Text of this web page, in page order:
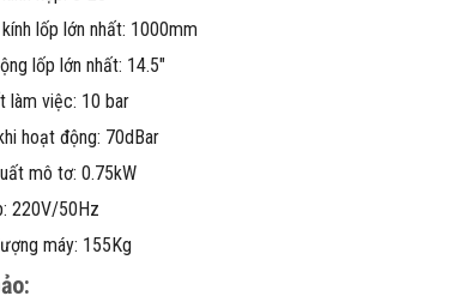
lốp lớn nhất: 1000mm
lốp lớn nhất: 14.5″
làm việc: 10 bar
hoạt động: 70dBar
mô tơ: 0.75kW
220V/50Hz
máy: 155Kg